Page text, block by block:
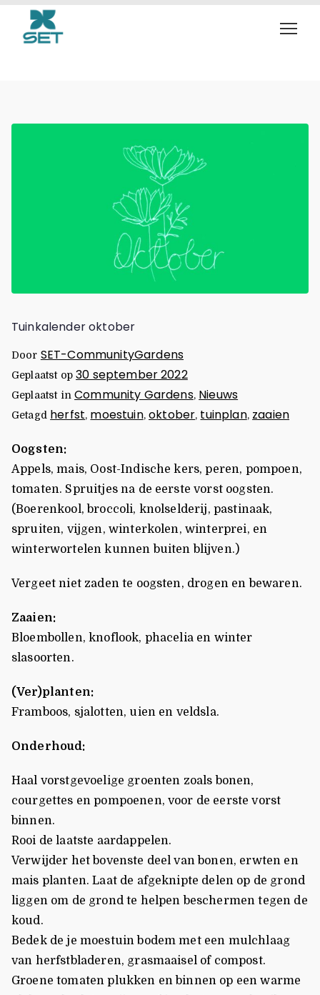
tuinplan
Tuinkalender oktober
Door SET-CommunityGardens
Geplaatst op30 september 2022
Geplaatst inCommunity Gardens, Nieuws
Getagd herfst, moestuin,oktober, tuinplan, zaaien
Oogsten:
Appels, mais, Oost-Indische kers, peren, pompoen,
tomaten. Spruitjes na de eerste vorst oogsten.
(Boerenkool, broccoli, knolselderij, pastinaak,
spruiten, vijgen, winterkolen, winterprei, en
winterwortelen kunnen buiten blijven.)
Vergeet niet zaden te oogsten, drogen en bewaren.
Zaaien:
Bloembollen, knoflook, phacelia en winter
slasoorten.
(Ver)planten:
Framboos, sjalotten, uien en veldsla.
Onderhoud:
Haal vorstgevoelige groenten zoals bonen,
courgettes en pompoenen, voor de eerste vorst
binnen.
Rooi de laatste aardappelen.
Verwijder het bovenste deel van bonen, erwten en
mais planten. Laat de afgeknipte delen op de grond
liggen om de grond te helpen beschermen tegen de
koud.
Bedek de je moestuin bodem met een mulchlaag
van herfstbladeren, grasmaaisel of compost.
Groene tomaten plukken en binnen op een warme